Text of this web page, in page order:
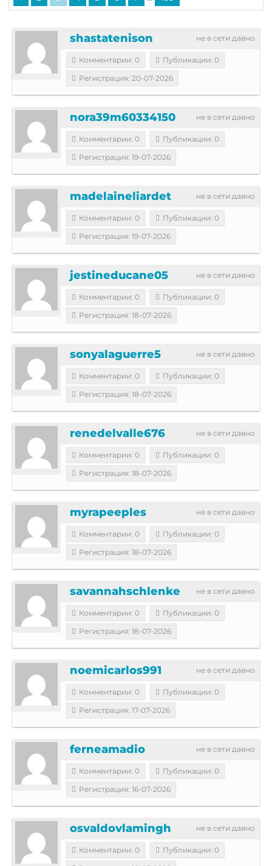
не в сети давно
shastatenison
Комментарии: 0
Публикации: 0
Регистрация: 20-07-2026
не в сети давно
nora39m60334150
Комментарии: 0
Публикации: 0
Регистрация: 19-07-2026
не в сети давно
madelaineliardet
Комментарии: 0
Публикации: 0
Регистрация: 19-07-2026
не в сети давно
jestineducane05
Комментарии: 0
Публикации: 0
Регистрация: 18-07-2026
не в сети давно
sonyalaguerre5
Комментарии: 0
Публикации: 0
Регистрация: 18-07-2026
не в сети давно
renedelvalle676
Комментарии: 0
Публикации: 0
Регистрация: 18-07-2026
не в сети давно
myrapeeples
Комментарии: 0
Публикации: 0
Регистрация: 18-07-2026
не в сети давно
savannahschlenke
Комментарии: 0
Публикации: 0
Регистрация: 18-07-2026
не в сети давно
noemicarlos991
Комментарии: 0
Публикации: 0
Регистрация: 17-07-2026
не в сети давно
ferneamadio
Комментарии: 0
Публикации: 0
Регистрация: 16-07-2026
не в сети давно
osvaldovlamingh
Комментарии: 0
Публикации: 0